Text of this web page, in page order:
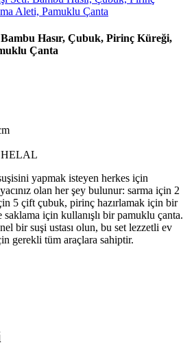
Hasır, Çubuk, Pirinç Küreği,
Çanta
HELAL
yapmak isteyen herkes için
olan her şey bulunur: sarma için 2
5 çift çubuk, pirinç hazırlamak için bir
saklama için kullanışlı bir pamuklu çanta.
bir suşi ustası olun, bu set lezzetli ev
gerekli tüm araçlara sahiptir.